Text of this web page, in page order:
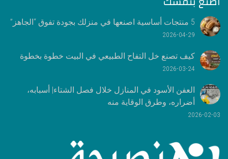
5 منتجات أساسية اصنعها في منزلك بجودة تفوق “الجاهز”
2026-04-29
كيف تصنع خل التفاح الطبيعي في البيت خطوة بخطوة
2026-03-24
العفن الأسود في المنازل خلال فصل الشتاء| أسبابه،
أضراره، وطرق الوقاية منه
2026-02-03